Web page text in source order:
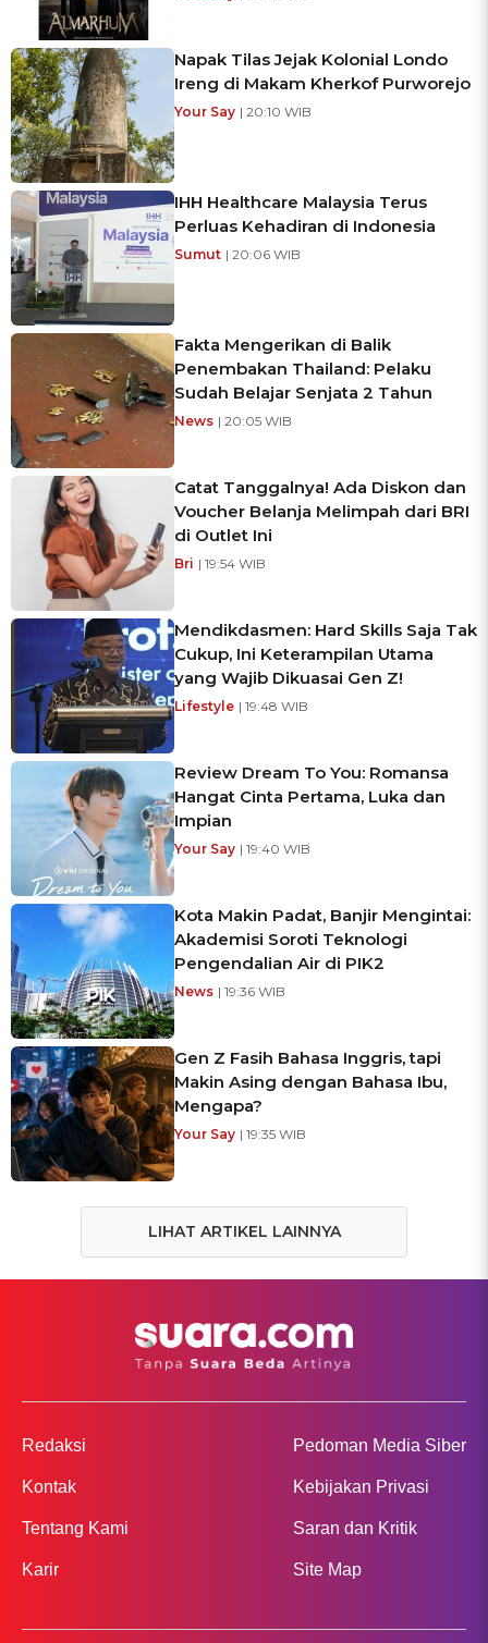
Napak Tilas Jejak Kolonial Londo
Ireng di Makam Kherkof Purworejo
Your Say | 20:10 WIB
IHH Healthcare Malaysia Terus
Perluas Kehadiran di Indonesia
Sumut | 20:06 WIB
Fakta Mengerikan di Balik
Penembakan Thailand: Pelaku
Sudah Belajar Senjata 2 Tahun
News | 20:05 WIB
Catat Tanggalnya! Ada Diskon dan
Voucher Belanja Melimpah dari BRI
di Outlet Ini
Bri | 19:54 WIB
Mendikdasmen: Hard Skills Saja Tak
Cukup, Ini Keterampilan Utama
yang Wajib Dikuasai Gen Z!
Lifestyle | 19:48 WIB
Review Dream To You: Romansa
Hangat Cinta Pertama, Luka dan
Impian
Your Say | 19:40 WIB
Kota Makin Padat, Banjir Mengintai:
Akademisi Soroti Teknologi
Pengendalian Air di PIK2
News | 19:36 WIB
Gen Z Fasih Bahasa Inggris, tapi
Makin Asing dengan Bahasa Ibu,
Mengapa?
Your Say | 19:35 WIB
LIHAT ARTIKEL LAINNYA
Redaksi
Kontak
Tentang Kami
Karir
Pedoman Media Siber
Kebijakan Privasi
Saran dan Kritik
Site Map